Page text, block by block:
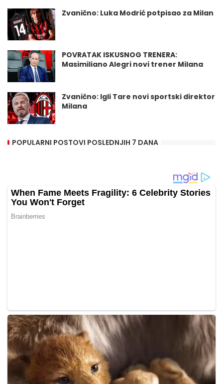
Zvanično: Luka Modrić potpisao za Milan
POVRATAK ISKUSNOG TRENERA:
Masimiliano Alegri novi trener Milana
Zvanično: Igli Tare novi sportski direktor
Milana
POPULARNI POSTOVI POSLEDNJIH 7 DANA